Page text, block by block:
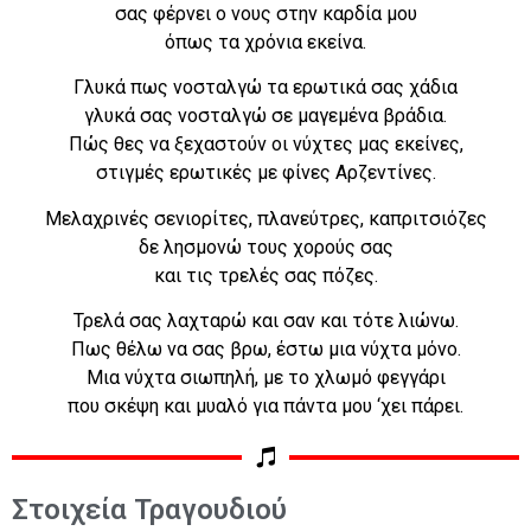
σας φέρνει ο νους στην καρδία μου
όπως τα χρόνια εκείνα.
Γλυκά πως νοσταλγώ τα ερωτικά σας χάδια
γλυκά σας νοσταλγώ σε μαγεμένα βράδια.
Πώς θες να ξεχαστούν οι νύχτες μας εκείνες,
στιγμές ερωτικές με φίνες Αρζεντίνες.
Μελαχρινές σενιορίτες, πλανεύτρες, καπριτσιόζες
δε λησμονώ τους χορούς σας
και τις τρελές σας πόζες.
Τρελά σας λαχταρώ και σαν και τότε λιώνω.
Πως θέλω να σας βρω, έστω μια νύχτα μόνο.
Μια νύχτα σιωπηλή, με το χλωμό φεγγάρι
που σκέψη και μυαλό για πάντα μου ‘χει πάρει.
Στοιχεία Τραγουδιού